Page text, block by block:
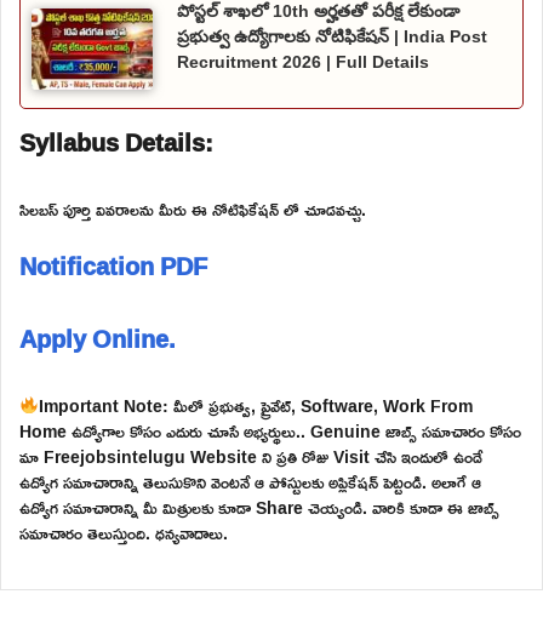
పోస్టల్ శాఖలో 10th అర్హతతో పరీక్ష లేకుండా
ప్రభుత్వ ఉద్యోగాలకు నోటిఫికేషన్ | India Post
Recruitment 2026 | Full Details
Syllabus Details:
సిలబస్ పూర్తి వివరాలను మీరు ఈ నోటిఫికేషన్ లో చూడవచ్చు.
Notification PDF
Apply Online.
Important Note: మీలో ప్రభుత్వ, ప్రైవేట్, Software, Work From
Home ఉద్యోగాల కోసం ఎదురు చూసే అభ్యర్థులు.. Genuine జాబ్స్ సమాచారం కోసం
మా Freejobsintelugu Website ని ప్రతి రోజు Visit చేసి ఇందులో ఉండే
ఉద్యోగ సమాచారాన్ని తెలుసుకొని వెంటనే ఆ పోస్టులకు అప్లికేషన్ పెట్టండి. అలాగే ఆ
ఉద్యోగ సమాచారాన్ని మీ మిత్రులకు కూడా Share చెయ్యండి. వారికి కూడా ఈ జాబ్స్
సమాచారం తెలుస్తుంది. ధన్యవాదాలు.